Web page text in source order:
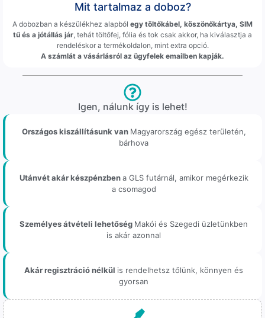
Mit tartalmaz a doboz?
A dobozban a készülékhez alapból egy töltőkábel, köszönőkártya, SIM
tű és a jótállás jár, tehát töltőfej, fólia és tok csak akkor, ha kiválasztja a
rendeléskor a termékoldalon, mint extra opció.
A számlát a vásárlásról az ügyfelek emailben kapják.
Igen, nálunk így is lehet!
Országos kiszállításunk van Magyarország egész területén,
bárhova
Utánvét akár készpénzbena GLS futárnál, amikor megérkezik
a csomagod
Személyes átvételi lehetőség Makói és Szegedi üzletünkben
is akár azonnal
Akár regisztráció nélkül is rendelhetsz tőlünk, könnyen és
gyorsan